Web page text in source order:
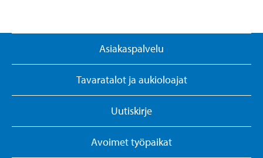
Asiakaspalvelu
Tavaratalot ja aukioloajat
Uutiskirje
Avoimet työpaikat